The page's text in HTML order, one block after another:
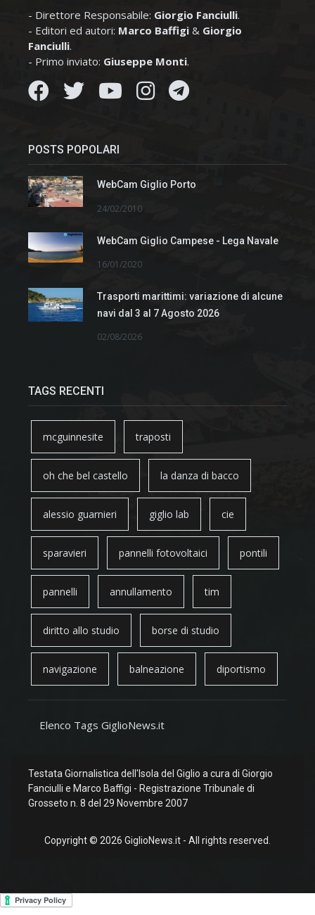
- Direttore Responsabile: Giorgio Fanciulli.
- Editori ed autori: Marco Baffigi & Giorgio
Fanciulli.
- Primo inviato: Giuseppe Monti.
POSTS POPOLARI
WebCam Giglio Porto
24/02/2010
WebCam Giglio Campese - Lega Navale
16/01/2020
Trasporti marittimi: variazione di alcune
navi dal 3 al 7 Agosto 2026
02/08/2026
TAGS RECENTI
mcguinnesite traposti
oh che bel castello la danza di bacco
alessio guarnieri giglio lab cie
sparavieri pannelli fotovoltaici pontili
pannelli annullamento tim
diritto allo studio borse di studio
navigazione balneazione diportismo
Elenco Tags GiglioNews.it
Testata Giornalistica dell'Isola del Giglio a cura di Giorgio
Fanciulli e Marco Baffigi - Registrazione Tribunale di
Grosseto n. 8 del 29 Novembre 2007
Copyright © 2026 GiglioNews.it - All rights reserved.